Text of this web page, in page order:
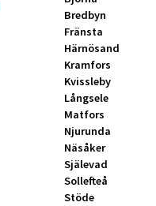
Bredbyn
Fränsta
Härnösand
Kramfors
Kvissleby
Långsele
Matfors
Njurunda
Näsåker
Själevad
Sollefteå
Stöde